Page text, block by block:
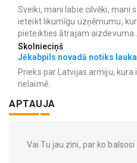
Sveiki, mani labie cilvēki, mani
ieteikt likumīgu uzņēmumu,
pieteikties ātrajam aizdevuma...
Skolnieciņš
Jēkabpils novadā notiks
Prieks par Latvijas armiju,
nelaimē.
APTAUJA
Vai Tu jau zini, par ko